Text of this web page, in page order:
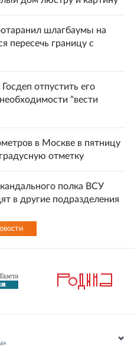
шлагбаумы на
пересечь границу с
отпустить его
"вести
в Москве в пятницу
отметку
полка ВСУ
в другие подразделения